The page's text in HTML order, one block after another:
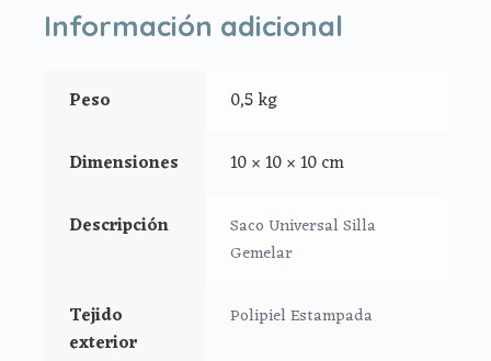
*Sistema de gomas en la parte de superior de la funda.
*Ojales de la funda aptos para sillas tipo gemelar
*Tejido polipiel composición 100% Poliéster
Información adicional
Peso 0,5 kg
Dimensiones 10 × 10 × 10 cm
Descripción
Saco Universal Silla
Gemelar
Tejido
exterior
Polipiel Estampada